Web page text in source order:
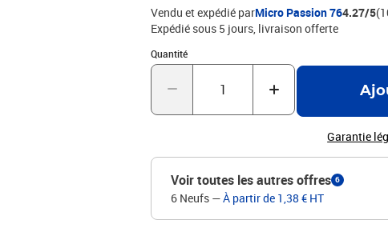
Vendu et expédié parMicro Passion 764.27/5
Expédié sous 5 jours livraison offerte
Quantité
Quantité : 1
Garantie
Voir toutes les autres offres 6
6 Neufs —À partir de 1,38 € HT